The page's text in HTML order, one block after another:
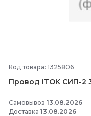
Код товара: 1325806
Провод iTOK СИП-2
Самовывоз 13.08.2026
Доставка 13.08.2026